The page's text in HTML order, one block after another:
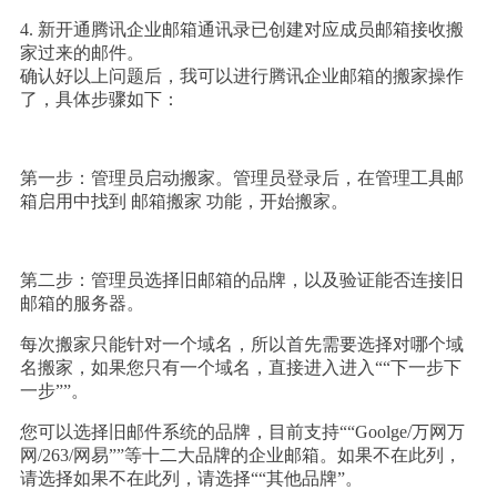
4. 新开通腾讯企业邮箱通讯录已创建对应成员邮箱接收搬
家过来的邮件。
确认好以上问题后，我可以进行腾讯企业邮箱的搬家操作
了，具体步骤如下：
第一步：管理员启动搬家。管理员登录后，在管理工具邮
箱启用中找到 邮箱搬家 功能，开始搬家。
第二步：管理员选择旧邮箱的品牌，以及验证能否连接旧
邮箱的服务器。
每次搬家只能针对一个域名，所以首先需要选择对哪个域
名搬家，如果您只有一个域名，直接进入进入““下一步下
一步””。
您可以选择旧邮件系统的品牌，目前支持““Goolge/万网万
网/263/网易””等十二大品牌的企业邮箱。如果不在此列，
请选择如果不在此列，请选择““其他品牌”。